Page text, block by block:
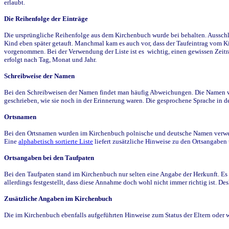
erlaubt.
Die Reihenfolge der Einträge
Die ursprüngliche Reihenfolge aus dem Kirchenbuch wurde bei behalten.
Kind eben später getauft. Manchmal kam es auch vor, dass der Taufeintrag
vorgenommen. Bei der Verwendung der Liste ist es wichtig, einen gewissen
erfolgt nach Tag, Monat und Jahr.
Schreibweise der Namen
Bei den Schreibweisen der Namen findet man häufig Abweichungen. Die
geschrieben, wie sie noch in der Erinnerung waren. Die gesprochene Sprache
Ortsnamen
Bei den Ortsnamen wurden im Kirchenbuch polnische und deutsche Namen
Eine alphabetisch sortierte Liste liefert zusätzliche Hinweise zu den
Ortsangaben bei den Taufpaten
Bei den Taufpaten stand im Kirchenbuch nur selten eine Angabe der Herkunft.
allerdings festgestellt, dass diese Annahme doch wohl nicht immer richtig ist.
Zusätzliche Angaben im Kirchenbuch
Die im Kirchenbuch ebenfalls aufgeführten Hinweise zum Status der Eltern